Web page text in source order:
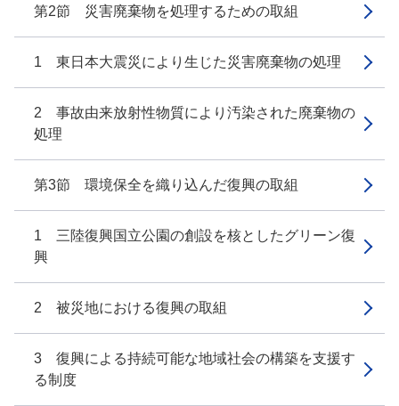
第2節 災害廃棄物を処理するための取組
1 東日本大震災により生じた災害廃棄物の処理
2 事故由来放射性物質により汚染された廃棄物の
処理
第3節 環境保全を織り込んだ復興の取組
1 三陸復興国立公園の創設を核としたグリーン復
興
2 被災地における復興の取組
3 復興による持続可能な地域社会の構築を支援す
る制度